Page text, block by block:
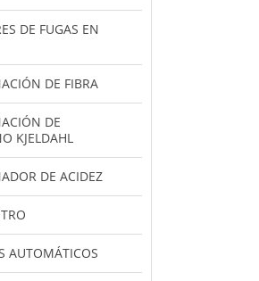
DE FUGAS EN
DE FIBRA
DE
KJELDAHL
DE ACIDEZ
AUTOMÁTICOS